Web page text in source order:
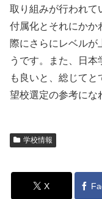
取り組みが行われて
付属化とそれにかか
際にさらにレベルが
うです。また、日
も良いと、総じて
望校選定の参考にな
学校情報
X